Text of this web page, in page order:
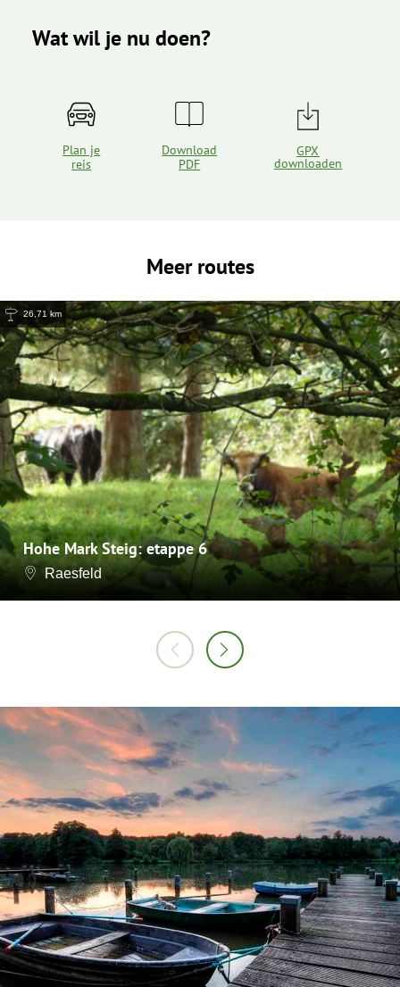
Wat wil je nu doen?
Plan je
reis
Download
PDF
GPX
downloaden
Meer routes
26,71 km
Hohe Mark Steig: etappe 6
Raesfeld